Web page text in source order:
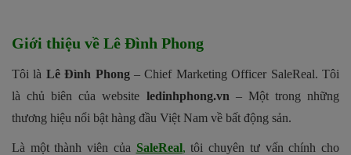
Giới thiệu về Lê Đình Phong
Tôi là Lê Đình Phong– Chief Marketing Officer SaleReal. Tôi
là chủ biên của website ledinhphong.vn – Một trong những
thương hiệu nổi bật hàng đầu Việt Nam về bất động sản.
Là một thành viên của SaleReal, tôi chuyên tư vấn chính cho